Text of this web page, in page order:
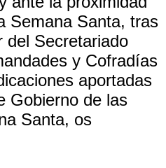
Semana Santa, tras
del Secretariado
y Cofradías
aportadas
Gobierno de las
Santa, os